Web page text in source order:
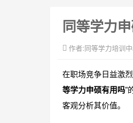
同等学力
作者:同等学力培训
在职场竞争日益激
等学力申硕有用吗”
客观分析其价值。